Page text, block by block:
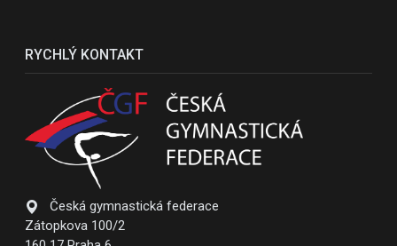
RYCHLÝ KONTAKT
Česká gymnastická federace
Zátopkova 100/2